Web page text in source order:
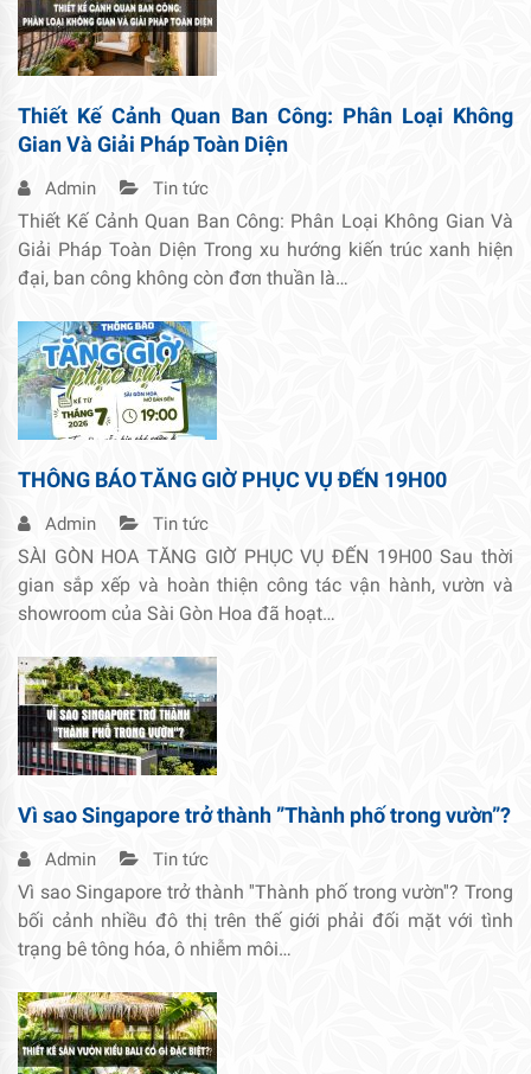
Thiết Kế Cảnh Quan Ban Công: Phân Loại Không
Gian Và Giải Pháp Toàn Diện
Admin Tin tức
Thiết Kế Cảnh Quan Ban Công: Phân Loại Không Gian Và
Giải Pháp Toàn Diện Trong xu hướng kiến trúc xanh hiện
đại, ban công không còn đơn thuần là…
THÔNG BÁO TĂNG GIỜ PHỤC VỤ ĐẾN 19H00
Admin Tin tức
SÀI GÒN HOA TĂNG GIỜ PHỤC VỤ ĐẾN 19H00 Sau thời
gian sắp xếp và hoàn thiện công tác vận hành, vườn và
showroom của Sài Gòn Hoa đã hoạt…
Vì sao Singapore trở thành ”Thành phố trong vườn”?
Admin Tin tức
Vì sao Singapore trở thành ''Thành phố trong vườn''? Trong
bối cảnh nhiều đô thị trên thế giới phải đối mặt với tình
trạng bê tông hóa, ô nhiễm môi…